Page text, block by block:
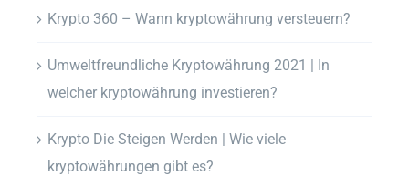
Krypto 360 – Wann kryptowährung versteuern?
Umweltfreundliche Kryptowährung 2021 | In
welcher kryptowährung investieren?
Krypto Die Steigen Werden | Wie viele
kryptowährungen gibt es?